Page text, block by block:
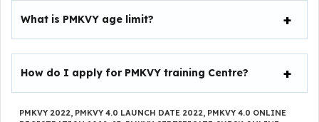
What is PMKVY age limit?
How do I apply for PMKVY training Centre?
PMKVY 2022, PMKVY 4.0 LAUNCH DATE 2022, PMKVY 4.0 ONLINE